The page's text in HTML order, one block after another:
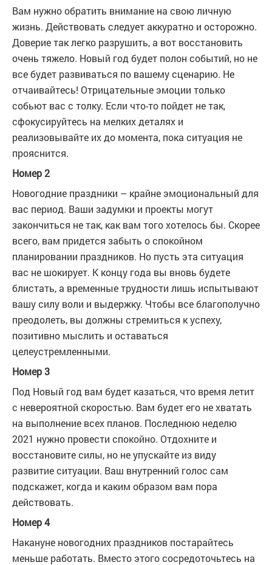
Вам нужно обратить внимание на свою личную
жизнь. Действовать следует аккуратно и осторожно.
Доверие так легко разрушить, а вот восстановить
очень тяжело. Новый год будет полон событий, но не
все будет развиваться по вашему сценарию. Не
отчаивайтесь! Отрицательные эмоции только
собьют вас с толку. Если что-то пойдет не так,
сфокусируйтесь на мелких деталях и
реализовывайте их до момента, пока ситуация не
прояснится.
Номер 2
Новогодние праздники – крайне эмоциональный для
вас период. Ваши задумки и проекты могут
закончиться не так, как вам того хотелось бы. Скорее
всего, вам придется забыть о спокойном
планировании праздников. Но пусть эта ситуация
вас не шокирует. К концу года вы вновь будете
блистать, а временные трудности лишь испытывают
вашу силу воли и выдержку. Чтобы все благополучно
преодолеть, вы должны стремиться к успеху,
позитивно мыслить и оставаться
целеустремленными.
Номер 3
Под Новый год вам будет казаться, что время летит
с невероятной скоростью. Вам будет его не хватать
на выполнение всех планов. Последнюю неделю
2021 нужно провести спокойно. Отдохните и
восстановите силы, но не упускайте из виду
развитие ситуации. Ваш внутренний голос сам
подскажет, когда и каким образом вам пора
действовать.
Номер 4
Накануне новогодних праздников постарайтесь
меньше работать. Вместо этого сосредоточьтесь на